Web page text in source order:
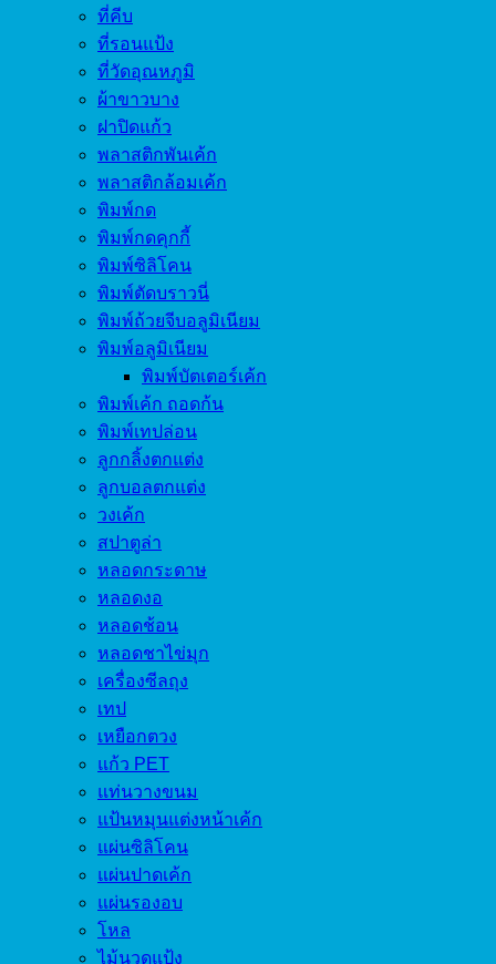
ที่คีบ
ที่รอนแป้ง
ที่วัดอุณหภูมิ
ผ้าขาวบาง
ฝาปิดแก้ว
พลาสติกพันเค้ก
พลาสติกล้อมเค้ก
พิมพ์กด
พิมพ์กดคุกกี้
พิมพ์ซิลิโคน
พิมพ์ตัดบราวนี่
พิมพ์ถ้วยจีบอลูมิเนียม
พิมพ์อลูมิเนียม
พิมพ์บัตเตอร์เค้ก
พิมพ์เค้ก ถอดก้น
พิมพ์เทปล่อน
ลูกกลิ้งตกแต่ง
ลูกบอลตกแต่ง
วงเค้ก
สปาตูล่า
หลอดกระดาษ
หลอดงอ
หลอดช้อน
หลอดชาไข่มุก
เครื่องซีลถุง
เทป
เหยือกตวง
แก้ว PET
แท่นวางขนม
แป้นหมุนแต่งหน้าเค้ก
แผ่นซิลิโคน
แผ่นปาดเค้ก
แผ่นรองอบ
โหล
ไม้นวดแป้ง